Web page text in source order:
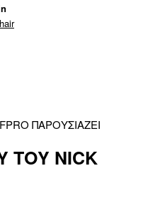
ΠΑΡΟΥΣΙΑΖΕΙ
ΤΟΥ NICK